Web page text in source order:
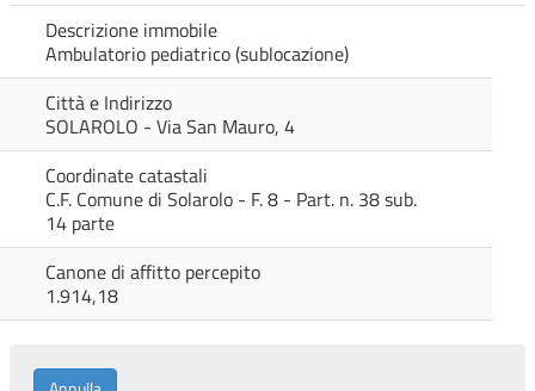
Descrizione immobile
Ambulatorio pediatrico (sublocazione)
Città e Indirizzo
SOLAROLO - Via San Mauro, 4
Coordinate catastali
C.F. Comune di Solarolo - F. 8 - Part. n. 38 sub.
14 parte
Canone di affitto percepito
1.914,18